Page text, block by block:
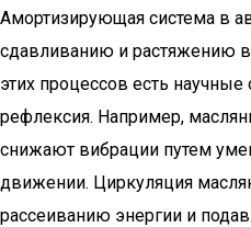
Амортизирующая система в
сдавливанию и растяжению в
этих процессов есть
рефлексия. Например,
снижают вибрации путем
движении. Циркуляция
рассеиванию энергии и